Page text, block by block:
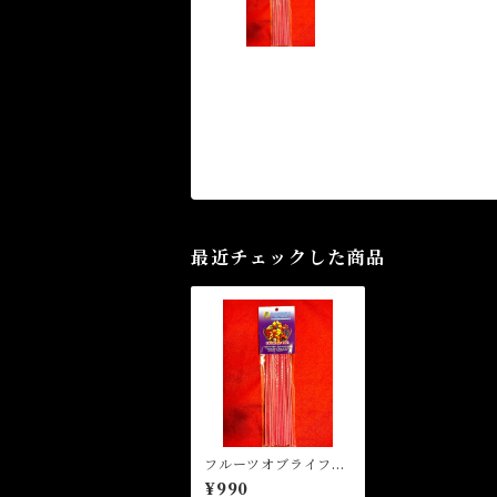
最近チェックした商品
フルーツオブライフ
マジカルスティックイ
¥990